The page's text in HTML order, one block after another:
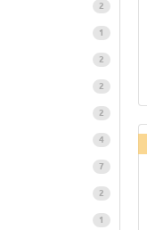
2
1
2
2
2
4
7
2
1